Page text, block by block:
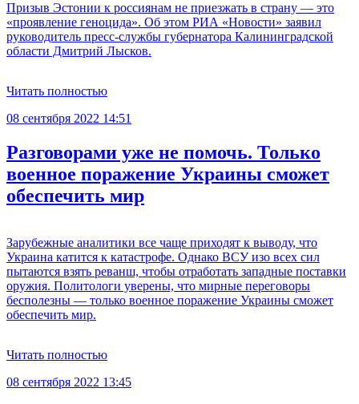
Призыв Эстонии к россиянам не приезжать в страну — это
«проявление геноцида». Об этом РИА «Новости» заявил
руководитель пресс-службы губернатора Калининградской
области Дмитрий Лысков.
Читать полностью
08 сентября 2022 14:51
Разговорами уже не помочь. Только
военное поражение Украины сможет
обеспечить мир
Зарубежные аналитики все чаще приходят к выводу, что
Украина катится к катастрофе. Однако ВСУ изо всех сил
пытаются взять реванш, чтобы отработать западные поставки
оружия. Политологи уверены, что мирные переговоры
бесполезны — только военное поражение Украины сможет
обеспечить мир.
Читать полностью
08 сентября 2022 13:45